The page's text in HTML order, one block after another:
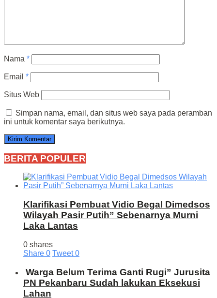
Nama *
Email *
Situs Web
Simpan nama, email, dan situs web saya pada peramban
ini untuk komentar saya berikutnya.
BERITA POPULER
Klarifikasi Pembuat Vidio Begal Dimedsos
Wilayah Pasir Putih” Sebenarnya Murni
Laka Lantas
0 shares
Share 0 Tweet 0
Warga Belum Terima Ganti Rugi” Jurusita
PN Pekanbaru Sudah lakukan Eksekusi
Lahan